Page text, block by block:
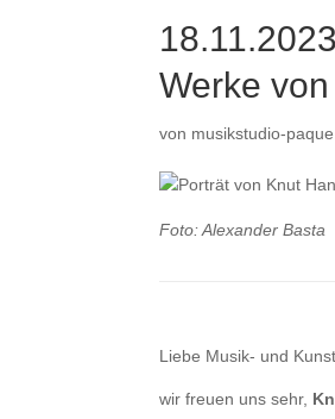
Werke
von musikstudio-paque
Foto: Alexander Basta
Liebe Musik- und
wir freuen uns sehr,